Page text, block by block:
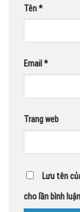
Tên*
Email *
Trang web
Lưu tên
cho lần bình